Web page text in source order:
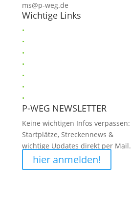
ms@p-weg.de
Wichtige Links
•
•
•
•
•
•
•
P-WEG NEWSLETTER
Keine wichtigen Infos verpassen:
Startplätze, Streckennews &
wichtige Updates direkt per Mail.
hier anmelden!